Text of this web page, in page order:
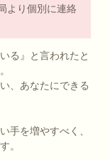
より個別に連絡
る』と言われたと
、あなたにできる
手を増やすべく、
。